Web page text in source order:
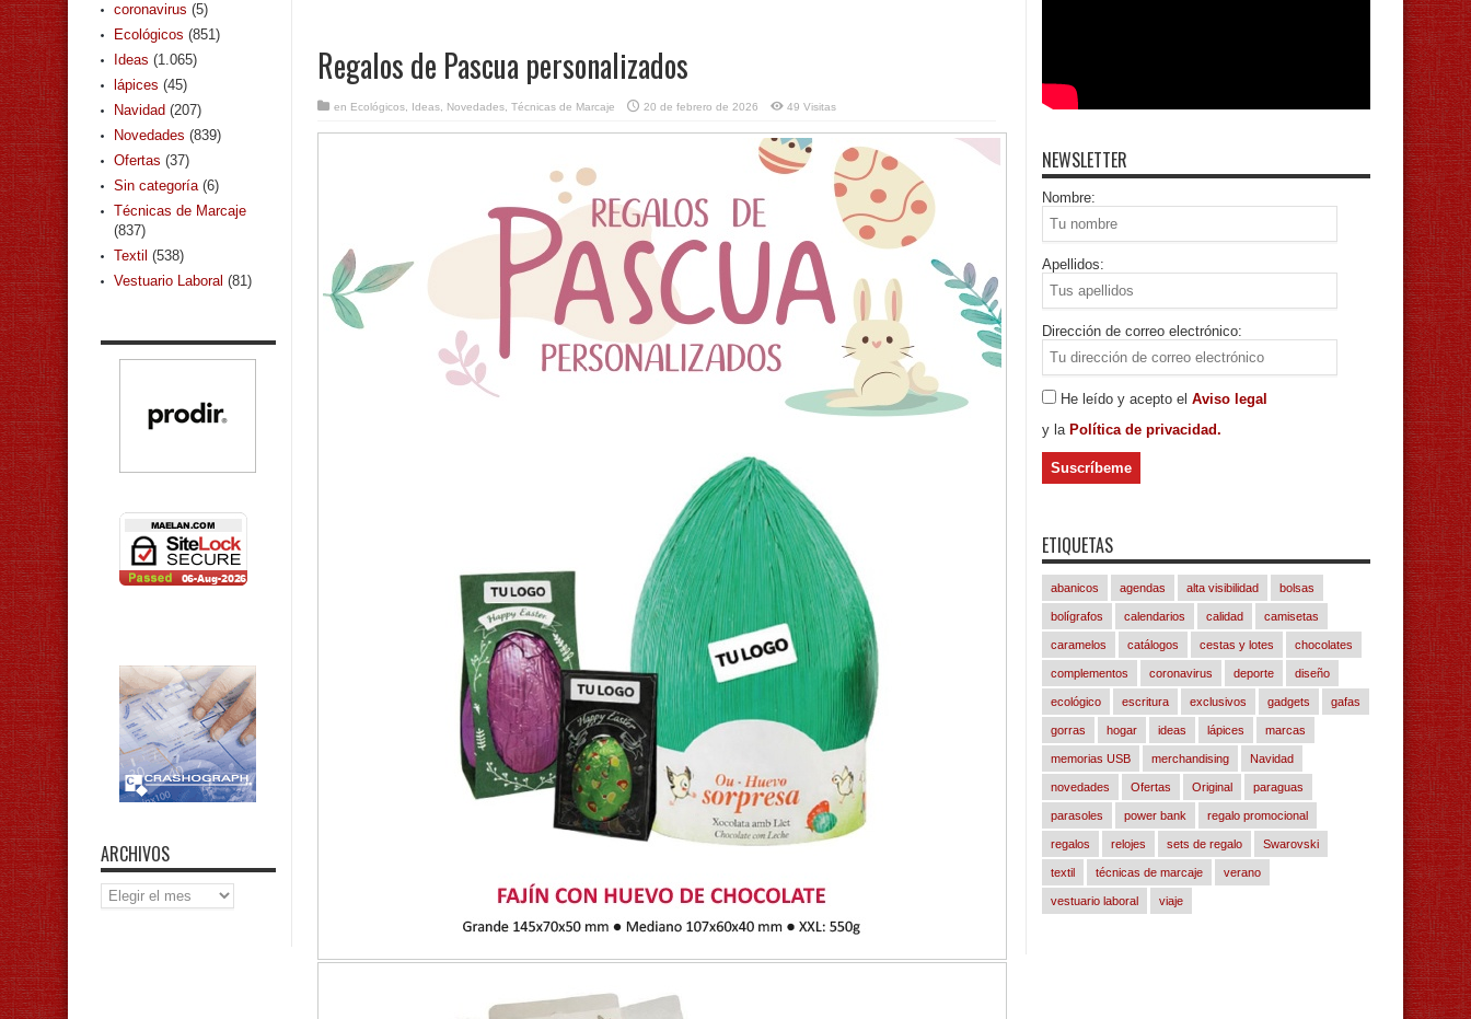
Regalos de Pascua personalizados
en Ecológicos Ideas Novedades Técnicas de Marcaje 20 de febrero de 2026 49 Visitas
coronavirus (5)
Ecológicos (851)
Ideas (1.065)
lápices (45)
Navidad (207)
Novedades (839)
Ofertas (37)
Sin categoría(6)
Técnicas de Marcaje
(837)
Textil (538)
Vestuario Laboral (81)
ARCHIVOS
Archivos
NEWSLETTER
Nombre:
Apellidos:
Dirección de correo electrónico:
He leído y acepto el Aviso legal
y la Política de privacidad.
ETIQUETAS
abanicos agendas alta visibilidad bolsas
bolígrafos calendarios calidad camisetas
caramelos catálogos cestas y lotes chocolates
complementos coronavirus deporte diseño
ecológico escritura exclusivos gadgets gafas
gorras hogar ideas lápices marcas
memorias USB merchandising Navidad
novedades Ofertas Original paraguas
parasoles power bank regalo promocional
regalos relojes sets de regalo Swarovski
textil técnicas de marcaje verano
vestuario laboral viaje